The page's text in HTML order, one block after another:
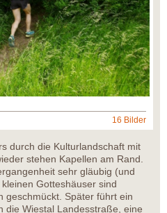
16 Bilder
durch die Kulturlandschaft mit
stehen Kapellen am Rand.
sehr gläubig (und
Gotteshäuser sind
geschmückt. Später führt ein
die Wiestal Landesstraße, eine